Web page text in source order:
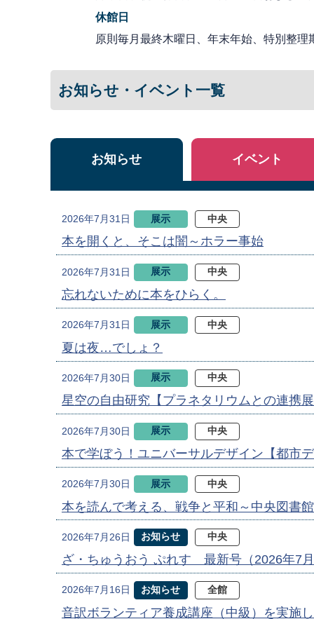
休館日
原則毎月最終木曜日、年末年始、特別整理
お知らせ・イベント一覧
お知らせ
2026年7月31日 展示 中央
本を開くと、そこは闇～ホラー事始
2026年7月31日 展示 中央
忘れないために本をひらく。
2026年7月31日 展示 中央
夏は夜…でしょ？
2026年7月30日 展示 中央
星空の自由研究【プラネタリウムとの連携
2026年7月30日 展示 中央
本で学ぼう！ユニバーサルデザイン【都市
2026年7月30日 展示 中央
本を読んで考える、戦争と平和～中央図書
2026年7月26日 お知らせ 中央
ざ・ちゅうおう ぷれす 最新号（2026年7
2026年7月16日 お知らせ 全館
音訳ボランティア養成講座（中級）を実施
イベント